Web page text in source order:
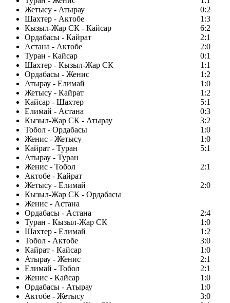
Жетысу - Атырау
0:2
Шахтер - Актобе
1:3
Кызыл-Жар СК - Кайсар
6:2
Ордабасы - Кайрат
2:1
Астана - Актобе
2:0
Туран - Кайсар
0:1
Шахтер - Кызыл-Жар СК
1:1
Ордабасы - Женис
1:2
Атырау - Елимай
1:0
Жетысу - Кайрат
1:2
Кайсар - Шахтер
5:1
Елимай - Астана
0:3
Кызыл-Жар СК - Атырау
3:2
Тобол - Ордабасы
1:0
Женис - Жетысу
1:0
Кайрат - Туран
5:1
Атырау - Туран
Женис - Тобол
2:1
Актобе - Кайрат
Жетысу - Елимай
2:0
Кызыл-Жар СК - Ордабасы
Женис - Астана
Ордабасы - Астана
2:4
Туран - Кызыл-Жар СК
1:0
Шахтер - Елимай
1:2
Тобол - Актобе
3:0
Кайрат - Кайсар
1:0
Атырау - Женис
2:1
Елимай - Тобол
2:1
Женис - Кайсар
1:0
Ордабасы - Атырау
1:0
Актобе - Жетысу
3:0